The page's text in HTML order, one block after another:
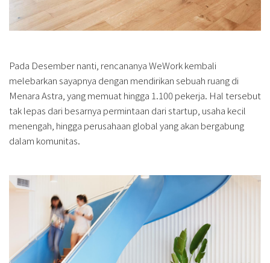
Pada Desember nanti, rencananya WeWork kembali
melebarkan sayapnya dengan mendirikan sebuah ruang di
Menara Astra, yang memuat hingga 1.100 pekerja. Hal tersebut
tak lepas dari besarnya permintaan dari startup, usaha kecil
menengah, hingga perusahaan global yang akan bergabung
dalam komunitas.